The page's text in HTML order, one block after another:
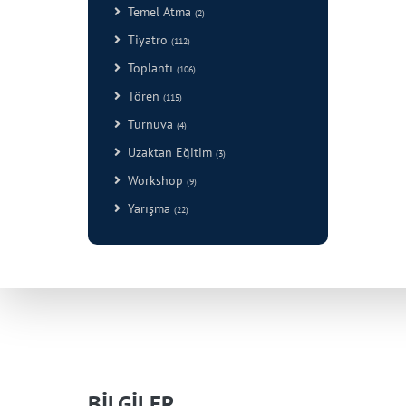
Temel Atma (2)
Tiyatro (112)
Toplantı (106)
Tören (115)
Turnuva (4)
Uzaktan Eğitim (3)
Workshop (9)
Yarışma (22)